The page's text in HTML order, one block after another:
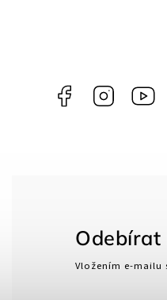
Facebook Instagram
Vložením e-mailu